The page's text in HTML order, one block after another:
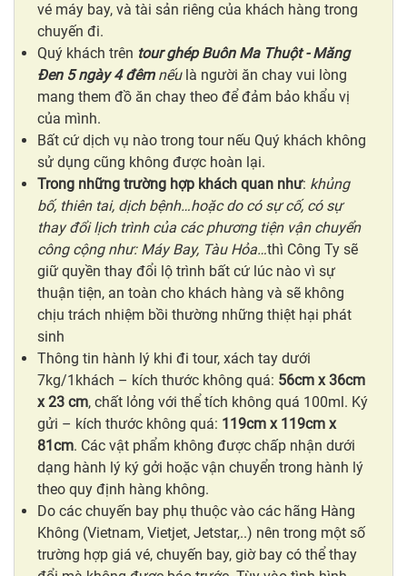
vé máy bay, và tài sản riêng của khách hàng trong
chuyến đi.
Quý khách trên tour ghép Buôn Ma Thuột - Măng
Đen 5 ngày 4 đêmnếulà người ăn chay vui lòng
mang them đồ ăn chay theo để đảm bảo khẩu vị
của mình.
Bất cứ dịch vụ nào trong tour nếu Quý khách không
sử dụng cũng không được hoàn lại.
Trong những trường hợp khách quan như: khủng
bố, thiên tai, dịch bệnh…hoặc do có sự cố, có sự
thay đổi lịch trình của các phương tiện vận chuyển
công cộng như: Máy Bay, Tàu Hỏa…thì Công Ty sẽ
giữ quyền thay đổi lộ trình bất cứ lúc nào vì sự
thuận tiện, an toàn cho khách hàng và sẽ không
chịu trách nhiệm bồi thường những thiệt hại phát
sinh
Thông tin hành lý khi đi tour, xách tay dưới
7kg/1khách – kích thước không quá: 56cm x 36cm
x 23 cm, chất lỏng với thể tích không quá 100ml. Ký
gửi – kích thước không quá: 119cm x 119cm x
81cm. Các vật phẩm không được chấp nhận dưới
dạng hành lý ký gởi hoặc vận chuyển trong hành lý
theo quy định hàng không.
Do các chuyến bay phụ thuộc vào các hãng Hàng
Không (Vietnam, Vietjet, Jetstar,..) nên trong một số
trường hợp giá vé, chuyến bay, giờ bay có thể thay